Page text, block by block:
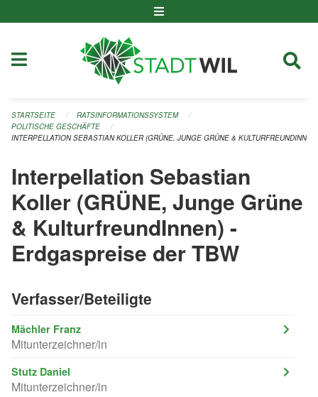
STARTSEITE
RATSINFORMATIONSSYSTEM
POLITISCHE GESCHÄFTE
INTERPELLATION SEBASTIAN KOLLER (GRÜNE, JUNGE GRÜNE &
Interpellation Sebastian
Koller (GRÜNE, Junge Grüne
& KulturfreundInnen) -
Erdgaspreise der TBW
Verfasser/Beteiligte
Mächler Franz
Mitunterzeichner/in
Stutz Daniel
Mitunterzeichner/in